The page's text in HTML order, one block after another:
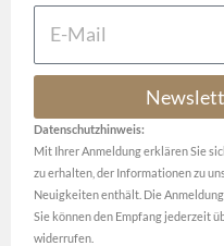
Datenschutzhinweis:
Mit Ihrer Anmeldung erklären Sie
zu erhalten, der Informationen zu
Neuigkeiten enthält. Die
Sie können den Empfang jederzeit
widerrufen.